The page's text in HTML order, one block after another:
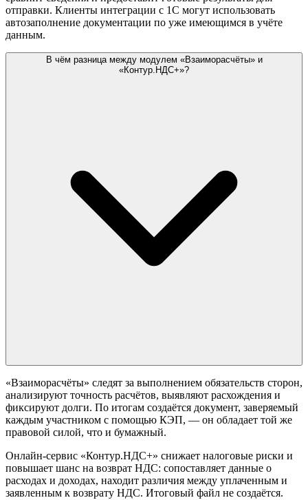
отправки. Клиенты интеграции с 1С могут использовать
автозаполнение документации по уже имеющимся в учёте
данным.
В чём разница между модулем «Взаиморасчёты» и
«Контур.НДС+»?
«Взаиморасчёты» следят за выполнением обязательств сторон,
анализируют точность расчётов, выявляют расхождения и
фиксируют долги. По итогам создаётся документ, заверяемый
каждым участником с помощью КЭП, — он обладает той же
правовой силой, что и бумажный.
Онлайн-сервис «Контур.НДС+» снижает налоговые риски и
повышает шанс на возврат НДС: сопоставляет данные о
расходах и доходах, находит различия между уплаченным и
заявленным к возврату НДС. Итоговый файл не создаётся.